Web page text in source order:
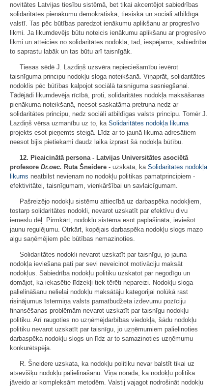
novitātes Latvijas tiesību sistēmā, bet tikai akcentējot sabiedrības
solidaritātes pienākumu demokrātiskā, tiesiskā un sociāli atbildīgā
valstī. Tas pēc būtības paredzot ienākumu aplikšanu ar progresīvo
likmi. Ja likumdevējs būtu noteicis ienākumu aplikšanu ar progresīvo
likmi un atteicies no solidaritātes nodokļa, tad, iespējams, sabiedrība
to saprastu labāk un tas būtu arī taisnīgāk.
Tiesas sēdē J. Lazdiņš uzsvēra nepieciešamību ievērot
taisnīguma principu nodokļu sloga noteikšanā. Viņaprāt, solidaritātes
nodoklis pēc būtības kalpojot sociālā taisnīguma sasniegšanai.
Tādējādi likumdevēja rīcībā, proti, solidaritātes nodokļa maksāšanas
pienākuma noteikšanā, neesot saskatāma pretruna nedz ar
solidaritātes principu, nedz sociāli atbildīgas valsts principu. Tomēr J.
Lazdiņš vērsa uzmanību uz to, ka Solidaritātes nodokļa likuma
projekts esot pieņemts steigā. Līdz ar to jaunā likuma adresātiem
neesot bijis pietiekami daudz laika izprast šā nodokļa būtību.
12. Pieaicinātā persona - Latvijas Universitātes asociētā
profesore Dr.oec. Ruta Šneidere - uzskata, ka Solidaritātes nodokļa
likums neatbilst nevienam no nodokļu politikas pamatprincipiem -
efektivitātei, taisnīgumam, vienkāršībai un savlaicīgumam.
Pašreizējo nodokļu sistēmu attiecībā uz darbaspēka nodokļiem,
tostarp solidaritātes nodokli, nevarot uzskatīt par efektīvu divu
iemeslu dēļ. Pirmkārt, nodokļu sistēma esot paplašināta, ieviešot
jaunu regulējumu. Otrkārt, kopējais darbaspēka nodokļu slogs mazo
algu saņēmējiem pēc būtības nemazinoties.
Solidaritātes nodokli nevarot uzskatīt par taisnīgu, jo jauna
nodokļa ieviešana pati par sevi neveicinot motivāciju maksāt
nodokļus. Sabiedrība nodokļu politiku uzskatot par negodīgu un
domājot, ka iekasētie līdzekļi tiek tērēti nepareizi. Nodokļu sloga
palielināšanu nelielai nodokļu maksātāju kategorijai nolūkā rast
risinājumus īstermiņa valsts pamatbudžeta izdevumu pozīciju
finansēšanas problēmām nevarot uzskatīt par taisnīgu nodokļu
politiku. Arī raugoties no uzņēmējdarbības viedokļa, šādu nodokļu
politiku nevarot uzskatīt par taisnīgu, jo uzņēmumiem palielinoties
darbaspēka nodokļu slogs un līdz ar to samazinoties uzņēmumu
konkurētspēja.
R. Šneidere uzskata, ka nodokļu politiku nevar balstīt tikai uz
atsevišķu nodokļu palielināšanu. Viņa norāda, ka nodokļu politika
jāveido ar kompleksām metodēm. Valstij vajagot nodrošināt nodokļu